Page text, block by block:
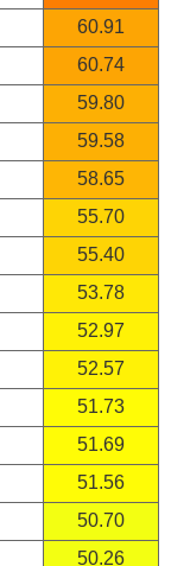
60.91
60.74
59.80
59.58
58.65
55.70
55.40
53.78
52.97
52.57
51.73
51.69
51.56
50.70
50.26